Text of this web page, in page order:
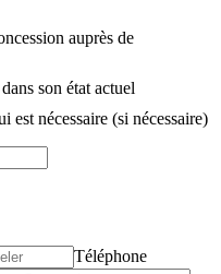
auprès de
son état actuel
est nécessaire (si nécessaire)
Téléphone